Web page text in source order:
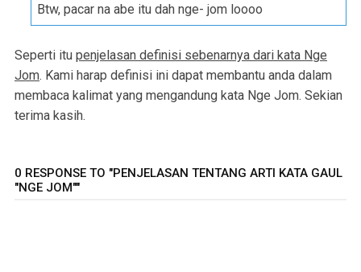
Btw, pacar na abe itu dah nge- jom loooo
Seperti itu penjelasan definisi sebenarnya dari kata Nge
Jom. Kami harap definisi ini dapat membantu anda dalam
membaca kalimat yang mengandung kata Nge Jom. Sekian
terima kasih.
0 RESPONSE TO "PENJELASAN TENTANG ARTI KATA GAUL
"NGE JOM""